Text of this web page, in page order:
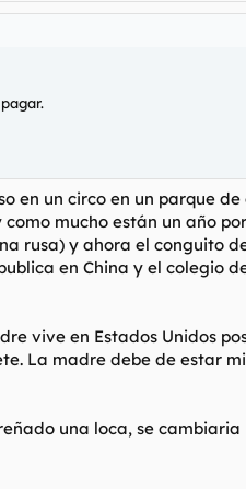
en un circo en un parque
mucho están un año
rusa) y ahora el conguito
en China y el colegio
vive en Estados Unidos
La madre debe de estar
una loca, se